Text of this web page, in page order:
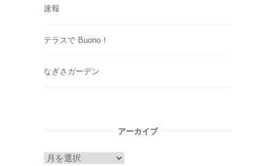
速報
テラスで Buono！
なぎさガーデン
アーカイブ
ア